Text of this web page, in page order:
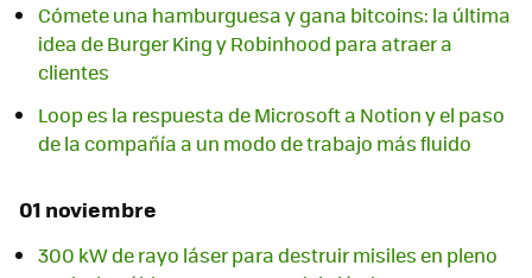
Cómete una hamburguesa y gana bitcoins: la última
idea de Burger King y Robinhood para atraer a
clientes
Loop es la respuesta de Microsoft a Notion y el paso
de la compañía a un modo de trabajo más fluido
01 noviembre
300 kW de rayo láser para destruir misiles en pleno